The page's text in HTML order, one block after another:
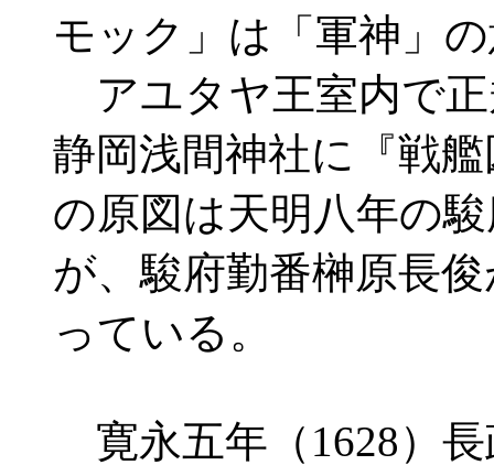
モック」は「軍神」
アユタヤ王室内で
静岡浅間神社に『戦
の原図は天明八年の
が、駿府勤番榊原長
っている。
寛永五年（1628）